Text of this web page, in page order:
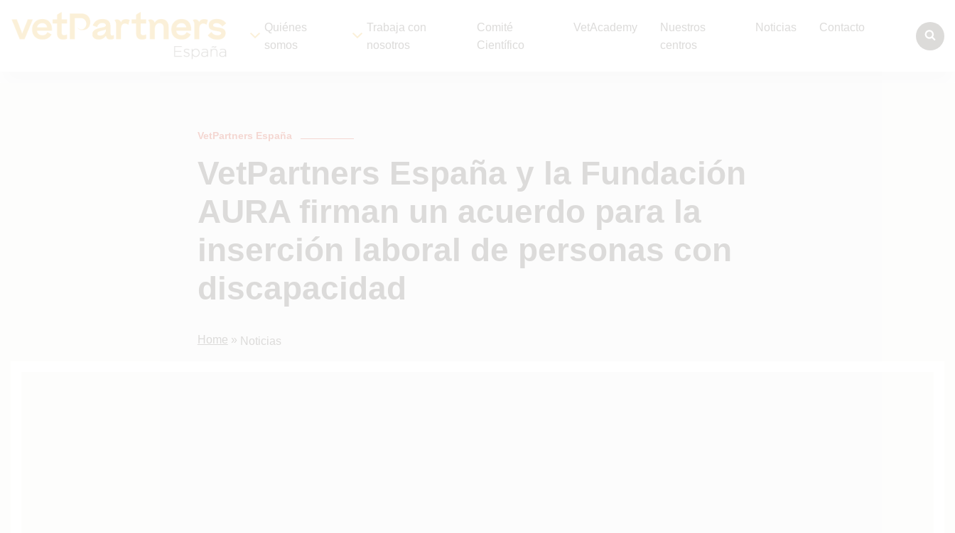
Quiénes
somos
Trabaja con
nosotros
Comité
Científico
VetAcademy
Nuestros
centros
Noticias Contacto
VetPartners España
VetPartners España y la Fundación
AURA firman un acuerdo para la
inserción laboral de personas con
discapacidad
Home » Noticias